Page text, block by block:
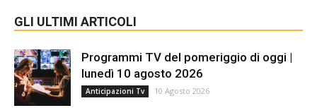
GLI ULTIMI ARTICOLI
Programmi TV del pomeriggio di oggi |
lunedì 10 agosto 2026
Anticipazioni Tv 10 Agosto 2026